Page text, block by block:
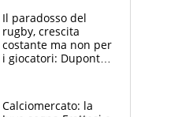
prove”
Il paradosso del
rugby, crescita
costante ma non per
i giocatori: Dupont
solo 1,4 milioni
all'anno
Calciomercato: la